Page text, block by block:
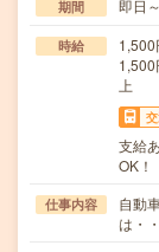
期間 即日
時給
上
支給
OK！
仕事内容
自動
は・